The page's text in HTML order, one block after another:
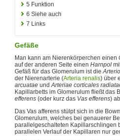
5 Funktion
6 Siehe auch
7 Links
Gefäße
Man kann am Nierenkörperchen einen
auf der anderen Seite einen Harnpol
Gefäß für das Glomerulum ist die
der Nierenarterie (Arteria renalis) über
arcuatae undArteriae corticales
Kapillarbetts im Glomerulum fließt das
efferens (oder kurz das Vas efferens)
Das Vas afferens stülpt sich in die
Glomerulum, welches bei genauerer
parallelgeschalteten Kapillarschlingen
parallelen Verlauf der Kapillaren nur